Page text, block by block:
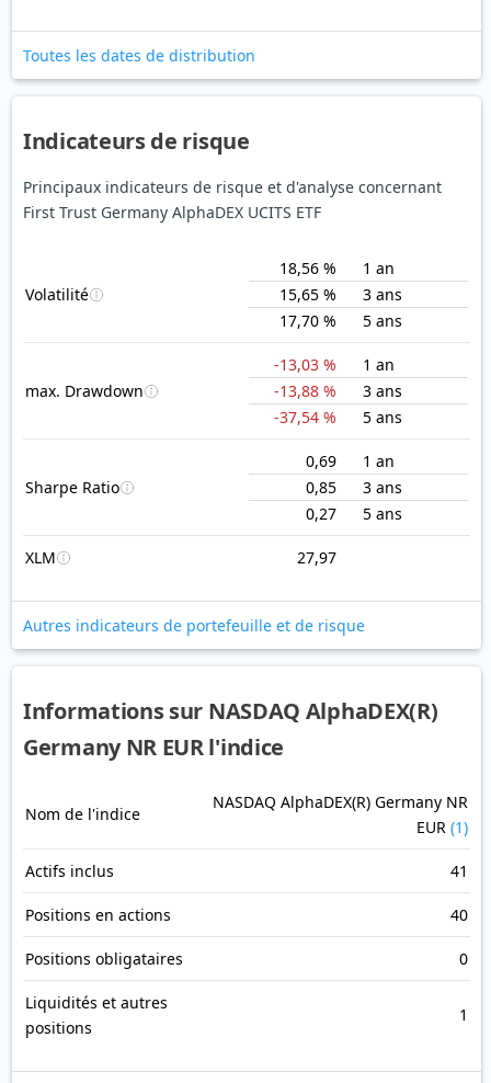
Toutes les dates de distribution
Indicateurs de risque
Principaux indicateurs de risque et d'analyse concernant
First Trust Germany AlphaDEX UCITS ETF
Volatilité
18,56 %
1 an
15,65 %
3 ans
17,70 %
5 ans
max. Drawdown
-13,03 %
1 an
-13,88 %
3 ans
-37,54 %
5 ans
Sharpe Ratio
0,69
1 an
0,85
3 ans
0,27
5 ans
XLM 27,97
Autres indicateurs de portefeuille et de risque
Informations sur NASDAQ AlphaDEX(R)
Germany NR EUR l'indice
Nom de l'indice
NASDAQ AlphaDEX(R) Germany NR
EUR (1)
Actifs inclus 41
Positions en actions 40
Positions obligataires 0
Liquidités et autres
positions
1